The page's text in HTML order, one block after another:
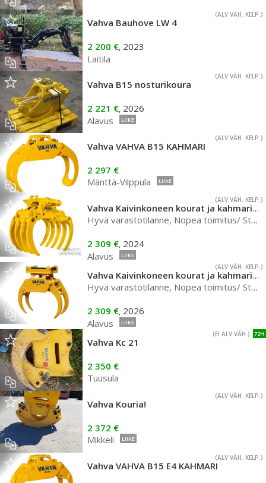
(ALV VÄH. KELP.)
Vahva Bauhove LW 4
2 200 €, 2023
Laitila
(ALV VÄH. KELP.)
Vahva B15 nosturikoura
2 221 €, 2026
Alavus
LIIKE
(ALV VÄH. KELP.)
Vahva VAHVA B15 KAHMARI
2 297 €
Mänttä-Vilppula
LIIKE
(ALV VÄH. KELP.)
Vahva Kaivinkoneen kourat ja kahmarit/ Grävmaskins gripar´
Hyvä varastotilanne, Nopea toimitus/ Stort lager, Snabb leverans
2 309 €, 2024
Alavus
LIIKE
(ALV VÄH. KELP.)
Vahva Kaivinkoneen kourat ja kahmarit/ Grävmaskins gripar
Hyvä varastotilanne, Nopea toimitus/ Stort lager, Snabb leverans
2 309 €, 2026
Alavus
LIIKE
72H
(EI ALV VÄH.)
Vahva Kc 21
2 350 €
Tuusula
(ALV VÄH. KELP.)
Vahva Kouria!
2 372 €
Mikkeli
LIIKE
(ALV VÄH. KELP.)
Vahva VAHVA B15 E4 KAHMARI